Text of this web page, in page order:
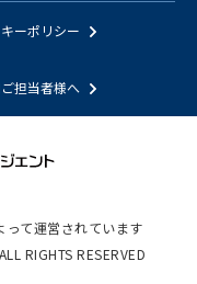
ーポリシー
担当者様へ
って運営されています
RIGHTS RESERVED